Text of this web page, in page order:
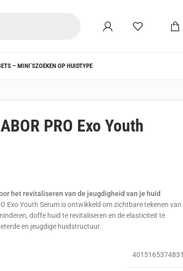
– MINI’SZOEKEN OP HUIDTYPE
PRO Exo Youth
het revitaliseren van de jeugdigheid van je huid
Exo Youth Serum is ontwikkeld om zichtbare tekenen van
doffe huid te revitaliseren en de elasticiteit te
en jeugdige huidstructuur.
4015165374831